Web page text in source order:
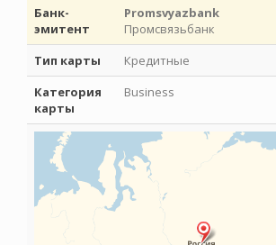
Банк-
эмитент
Promsvyazbank
Промсвязьбанк
Тип карты
Кредитные
Категория
карты
Business